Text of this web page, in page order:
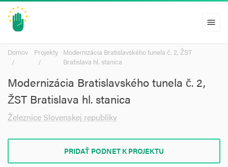
menu
Domov Projekty Modernizácia Bratislavského tunela č. 2, ŽST
Bratislava hl. stanica
Modernizácia Bratislavského tunela č. 2,
ŽST Bratislava hl. stanica
Železnice Slovenskej republiky
PRIDAŤ PODNET K PROJEKTU